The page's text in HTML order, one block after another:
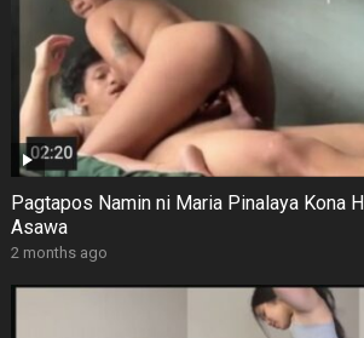
Pagtapos Namin ni Maria Pinalaya Kona
Asawa
2 months ago